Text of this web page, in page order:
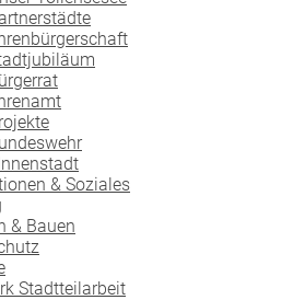
& Soziales
& Bauen
Stadtteilarbeit